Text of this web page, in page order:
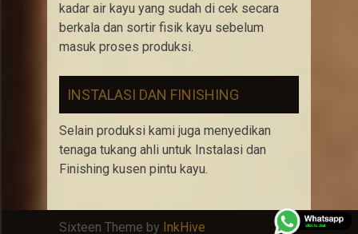
kadar air kayu yang sudah di cek secara
berkala dan sortir fisik kayu sebelum
masuk proses produksi.
INSTALASI DAN FINISHING
Selain produksi kami juga menyedikan
tenaga tukang ahli untuk Instalasi dan
Finishing kusen pintu kayu.
Sixteen Theme by InkHive